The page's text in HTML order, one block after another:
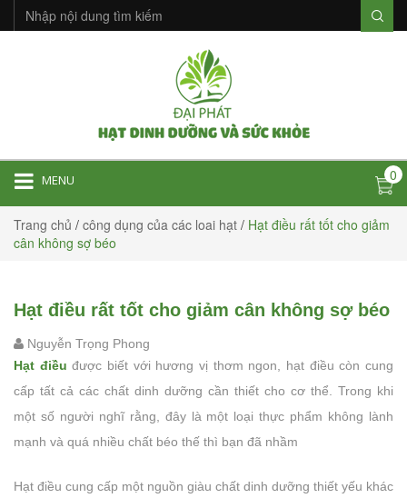
MENU 0
Trang chủ / công dụng của các loai hạt / Hạt điều rất tốt cho giảm
cân không sợ béo
Hạt điều rất tốt cho giảm cân không sợ béo
Nguyễn Trọng Phong
Hạt điều được biết với hương vị thơm ngon, hạt điều còn cung
cấp tất cả các chất dinh dưỡng cần thiết cho cơ thể. Trong khi
một số người nghĩ rằng, đây là một loại thực phẩm không lành
mạnh và quá nhiều chất béo thế thì bạn đã nhầm
Hạt điều cung cấp một nguồn giàu chất dinh dưỡng thiết yếu khác